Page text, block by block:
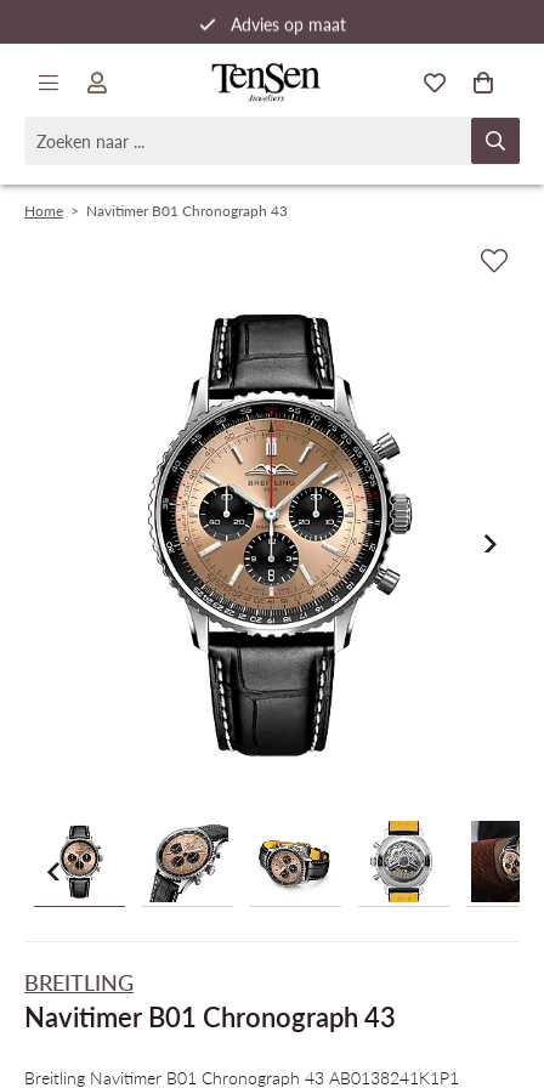
Advies op maat
Snelle verzending
Home > Navitimer B01 Chronograph 43
BREITLING
Navitimer B01 Chronograph 43
Breitling Navitimer B01 Chronograph 43 AB0138241K1P1